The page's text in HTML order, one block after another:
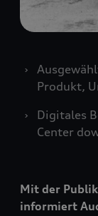
Produkt,
Digitales
Center
Mit der
informiert